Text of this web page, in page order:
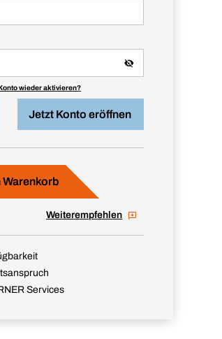
wieder aktivieren?
Jetzt Konto eröffnen
Warenkorb
Weiterempfehlen
Services